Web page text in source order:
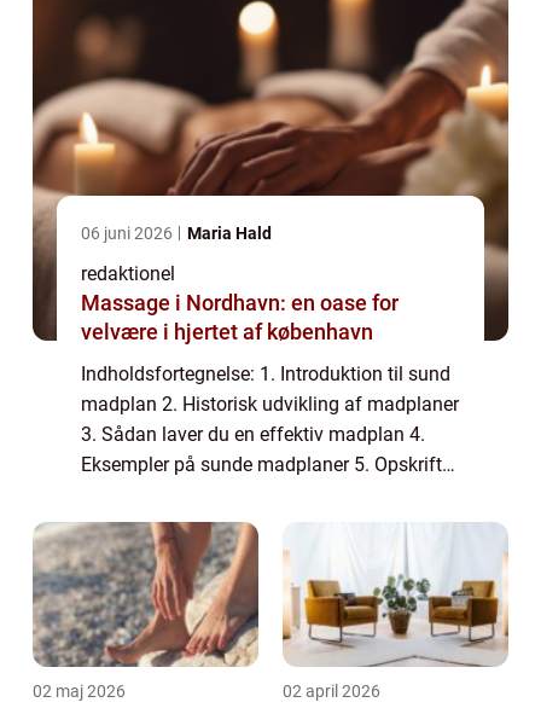
06 juni 2026 Maria Hald
redaktionel
Massage i Nordhavn: en oase for
velvære i hjertet af københavn
Indholdsfortegnelse: 1. Introduktion til sund
madplan 2. Historisk udvikling af madplaner
3. Sådan laver du en effektiv madplan 4.
Eksempler på sunde madplaner 5. Opskrifter
til sund madplan En sund madpl...
02 maj 2026 02 april 2026